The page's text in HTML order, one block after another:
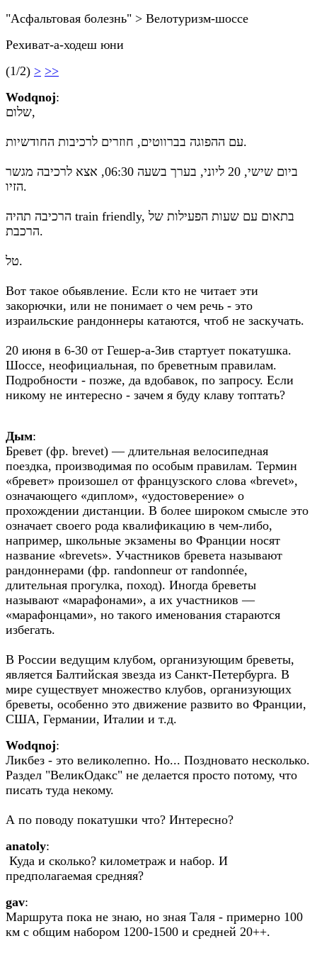
"Асфальтовая болезнь" > Велотуризм-шоссе
Рехиват-а-ходеш юни
(1/2) > >>
Wodqnoj:
שלום,
עם ההפוגה בברווטים, חוזרים לרכיבות החודשיות.
ביום שישי, 20 ליוני, בערך בשעה 06:30, אצא לרכיבה מגשר
הזיו.
הרכיבה תהיה train friendly, בתאום עם שעות הפעילות של
הרכבת.
טל.
Вот такое обьявление. Если кто не читает эти
закорючки, или не понимает о чем речь - это
израильские рандоннеры катаются, чтоб не заскучать.
20 июня в 6-30 от Гешер-а-Зив стартует покатушка.
Шоссе, неофициальная, по бреветным правилам.
Подробности - позже, да вдобавок, по запросу. Если
никому не интересно - зачем я буду клаву топтать?
Дым:
Бревет (фр. brevet) — длительная велосипедная
поездка, производимая по особым правилам. Термин
«бревет» произошел от французского слова «brevet»,
означающего «диплом», «удостоверение» о
прохождении дистанции. В более широком смысле это
означает своего рода квалификацию в чем-либо,
например, школьные экзамены во Франции носят
название «brevets». Участников бревета называют
рандоннерами (фр. randonneur от randonnée,
длительная прогулка, поход). Иногда бреветы
называют «марафонами», а их участников —
«марафонцами», но такого именования стараются
избегать.
В России ведущим клубом, организующим бреветы,
является Балтийская звезда из Санкт-Петербурга. В
мире существует множество клубов, организующих
бреветы, особенно это движение развито во Франции,
США, Германии, Италии и т.д.
Wodqnoj:
Ликбез - это великолепно. Но... Поздновато несколько.
Раздел "ВеликОдакс" не делается просто потому, что
писать туда некому.
А по поводу покатушки что? Интересно?
anatoly:
Куда и сколько? километраж и набор. И
предполагаемая средняя?
gav:
Маршрута пока не знаю, но зная Таля - примерно 100
км с общим набором 1200-1500 и средней 20++.